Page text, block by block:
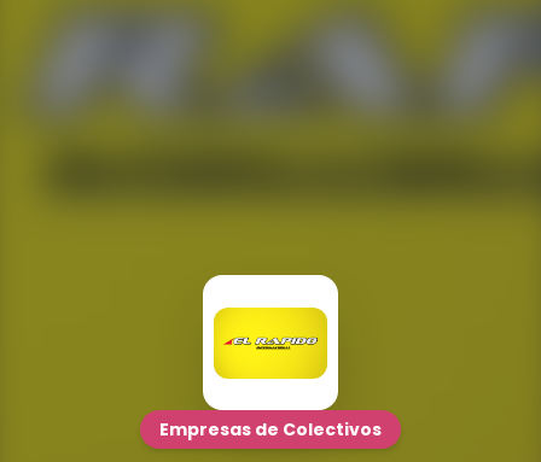
Empresas de Colectivos